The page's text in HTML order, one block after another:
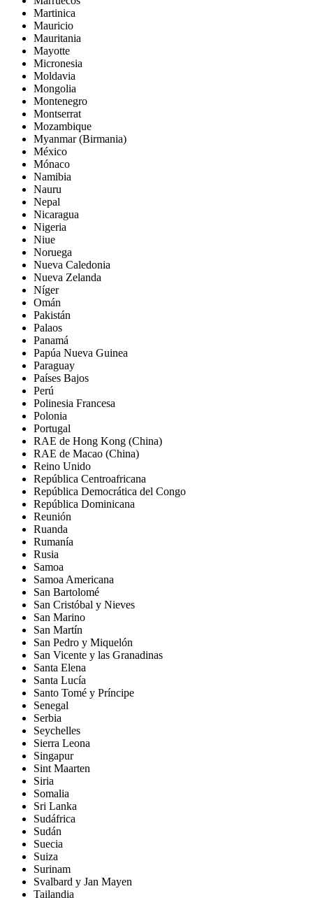
Martinica
Mauricio
Mauritania
Mayotte
Micronesia
Moldavia
Mongolia
Montenegro
Montserrat
Mozambique
Myanmar (Birmania)
México
Mónaco
Namibia
Nauru
Nepal
Nicaragua
Nigeria
Niue
Noruega
Nueva Caledonia
Nueva Zelanda
Níger
Omán
Pakistán
Palaos
Panamá
Papúa Nueva Guinea
Paraguay
Países Bajos
Perú
Polinesia Francesa
Polonia
Portugal
RAE de Hong Kong (China)
RAE de Macao (China)
Reino Unido
República Centroafricana
República Democrática del Congo
República Dominicana
Reunión
Ruanda
Rumanía
Rusia
Samoa
Samoa Americana
San Bartolomé
San Cristóbal y Nieves
San Marino
San Martín
San Pedro y Miquelón
San Vicente y las Granadinas
Santa Elena
Santa Lucía
Santo Tomé y Príncipe
Senegal
Serbia
Seychelles
Sierra Leona
Singapur
Sint Maarten
Siria
Somalia
Sri Lanka
Sudáfrica
Sudán
Suecia
Suiza
Surinam
Svalbard y Jan Mayen
Tailandia